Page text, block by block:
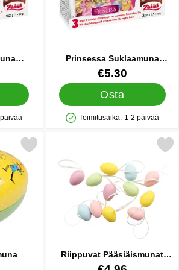
Prinsessa Suklaamuna
Yllätyksellä 3 kpl
Tuote.nro 86844
€5.30
Osta
Saatavuus: Varastossa
Toimitusaika: 1-2 päivää
Pääsiäismuna suosikiksi
Riippuvat Pääsiäismunat
Moniväriset 12 kpl
Tuote.nro 86931
Merkitse riippuvat Pääsiäismunat